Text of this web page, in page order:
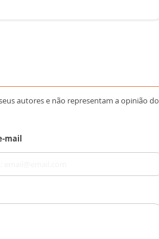
autores e não representam a opinião do
mail